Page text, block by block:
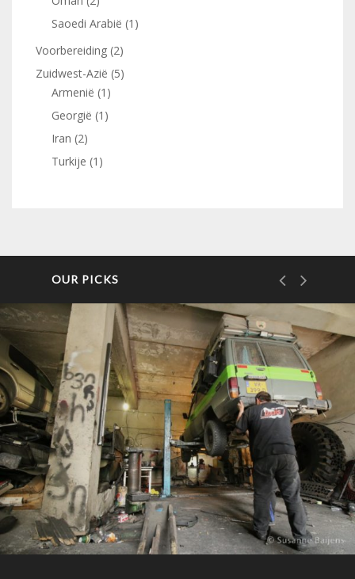
Saoedi Arabië (1)
Voorbereiding (2)
Zuidwest-Azië (5)
Armenië (1)
Georgië (1)
Iran (2)
Turkije (1)
OUR PICKS